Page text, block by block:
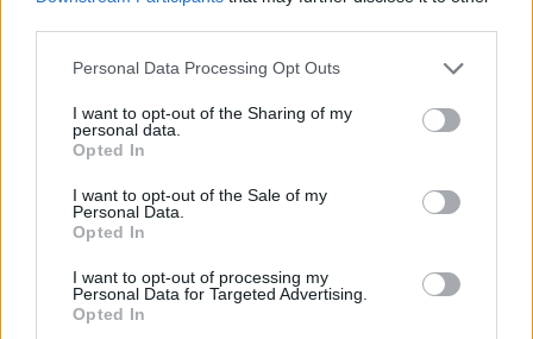
Please note that this website/app uses one or more Google
not limited to your visit or usage behaviour. You may click to
grant or deny consent to Google and its third-party tags to
use your data for below specified purposes in below Google
consent section.
Personal Data Processing Opt Outs
I want to opt-out of the Sharing of my
personal data.
Opted In
I want to opt-out of the Sale of my
Personal Data.
Opted In
I want to opt-out of processing my
Personal Data for Targeted Advertising.
Opted In
A Fekete Párduc 2 miatt jutott
kevesebb erőforrás a
2023 február 23. 20:21
Szakemberek beszéltek arról, miért lett olyan,